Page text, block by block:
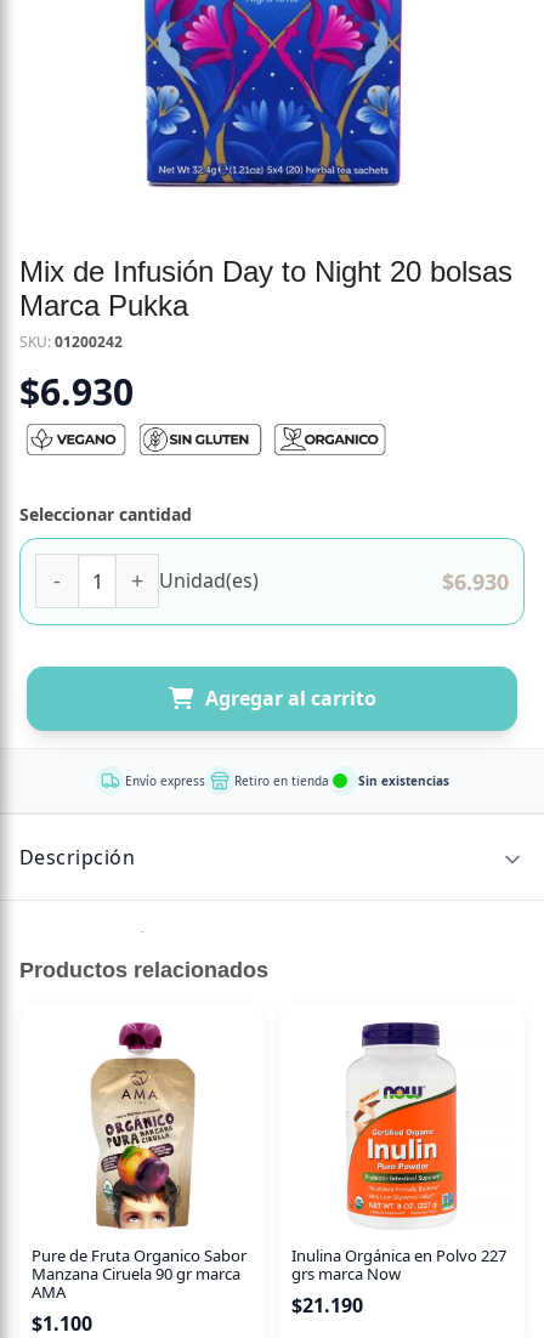
Mix de Infusión Day to Night 20 bolsas
Marca Pukka
SKU:01200242
$6.930
Seleccionar cantidad
Unidad(es) $6.930
Agregar al carrito
Envío express Retiro en tienda Sin existencias
Descripción
Sin descripción disponible.
Productos relacionados
Pure de Fruta Organico Sabor
Manzana Ciruela 90 gr marca
AMA
$1.100
Inulina Orgánica en Polvo 227
grs marca Now
$21.190